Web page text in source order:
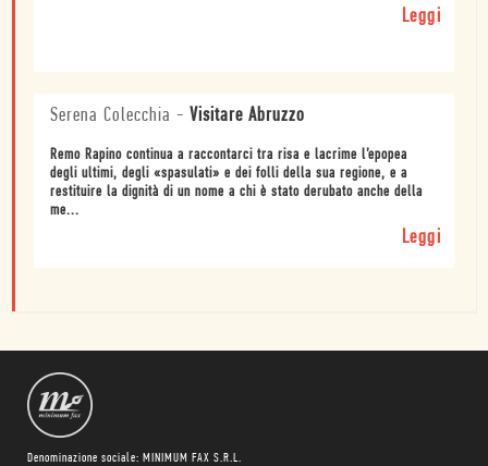
Leggi
Serena Colecchia - Visitare Abruzzo
Remo Rapino continua a raccontarci tra risa e lacrime l’epopea
degli ultimi, degli «spasulati» e dei folli della sua regione, e a
restituire la dignità di un nome a chi è stato derubato anche della
me...
Leggi
Denominazione sociale: MINIMUM FAX S.R.L.